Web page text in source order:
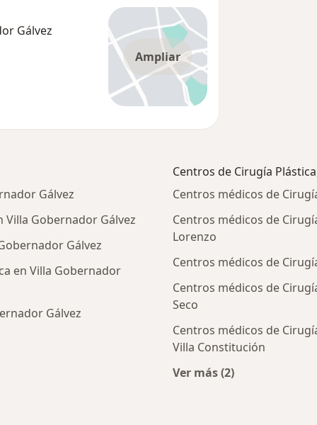
Ampliar
Gálvez
Gálvez
Gobernador Gálvez
Gálvez
en Villa Gobernador
Gálvez
Centros de Cirugía
Centros médicos de
Centros médicos de
Lorenzo
Centros médicos de
Centros médicos de
Seco
Centros médicos de
Villa Constitución
Ver más (2)